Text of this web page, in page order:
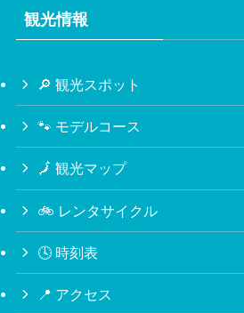
観光情報
🔎 観光スポット
🐾 モデルコース
🗾 観光マップ
🚲 レンタサイクル
🕓 時刻表
📍 アクセス